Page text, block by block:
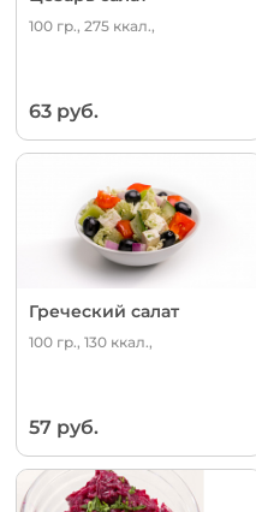
100 гр., 275 ккал.,
63 руб.
Греческий салат
100 гр., 130 ккал.,
57 руб.